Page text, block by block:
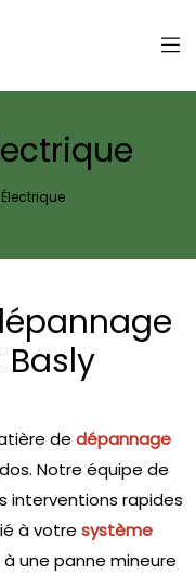
de dépannage
Notre équipe de
interventions rapides
à votre système
une panne mineure